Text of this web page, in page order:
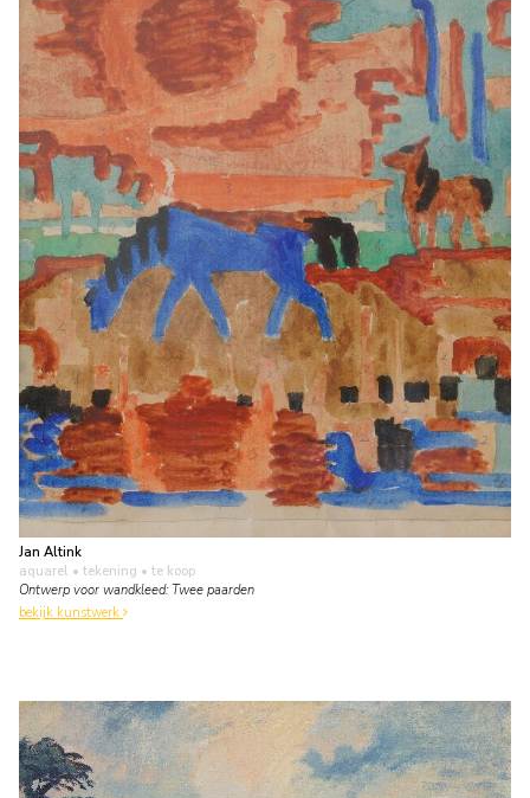
Jan Altink
aquarel • tekening • te koop
Ontwerp voor wandkleed: Twee paarden
bekijk kunstwerk